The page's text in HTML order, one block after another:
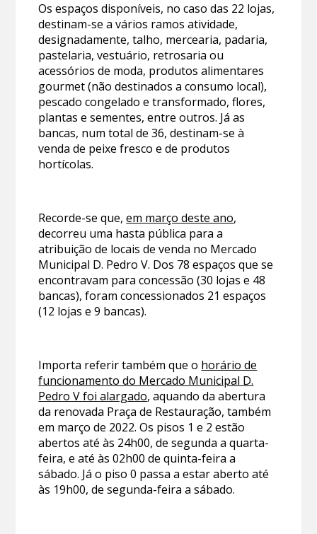
Os espaços disponíveis, no caso das 22 lojas,
destinam-se a vários ramos atividade,
designadamente, talho, mercearia, padaria,
pastelaria, vestuário, retrosaria ou
acessórios de moda, produtos alimentares
gourmet (não destinados a consumo local),
pescado congelado e transformado, flores,
plantas e sementes, entre outros. Já as
bancas, num total de 36, destinam-se à
venda de peixe fresco e de produtos
hortícolas.
Recorde-se que,em março deste ano,
decorreu uma hasta pública para a
atribuição de locais de venda no Mercado
Municipal D. Pedro V. Dos 78 espaços que se
encontravam para concessão (30 lojas e 48
bancas), foram concessionados 21 espaços
(12 lojas e 9 bancas).
Importa referir também que o horário de
funcionamento do Mercado Municipal D.
Pedro V foi alargado, aquando da abertura
da renovada Praça de Restauração, também
em março de 2022. Os pisos 1 e 2 estão
abertos até às 24h00, de segunda a quarta-
feira, e até às 02h00 de quinta-feira a
sábado. Já o piso 0 passa a estar aberto até
às 19h00, de segunda-feira a sábado.